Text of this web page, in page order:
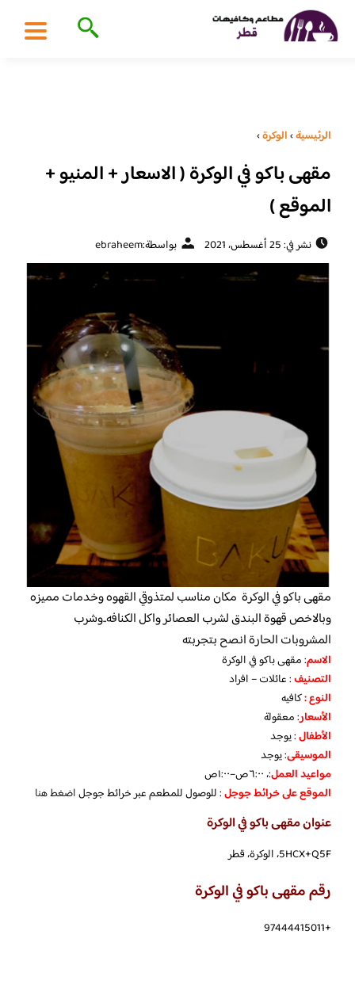
الرئيسية›الوكرة›
مقهى باكو في الوكرة ( الاسعار + المنيو +
الموقع )
نشر في: 25 أغسطس، 2021 بواسطة:ebraheem
مقهى باكو في الوكرة مكان مناسب لمتذوقي القهوه وخدمات مميزه
وبالاخص قهوة البندق لشرب العصائر واكل الكنافه..وشرب
المشروبات الحارة انصح بتجربته
الاسم: مقهى باكو في الوكرة
التصنيف: عائلات – افراد
النوع :كافيه
الأسعار:معقولة
الأطفال:يوجد
الموسيقى:يوجد
مواعيد العمل:، ٦:٠٠ص–١:٠٠ص
الموقع على خرائط جوجل: للوصول للمطعم عبر خرائط جوجلاضغط هنا
عنوان مقهى باكو في الوكرة
5HCX+Q5F، الوكرة، قطر
رقم مقهى باكو في الوكرة
+97444415011